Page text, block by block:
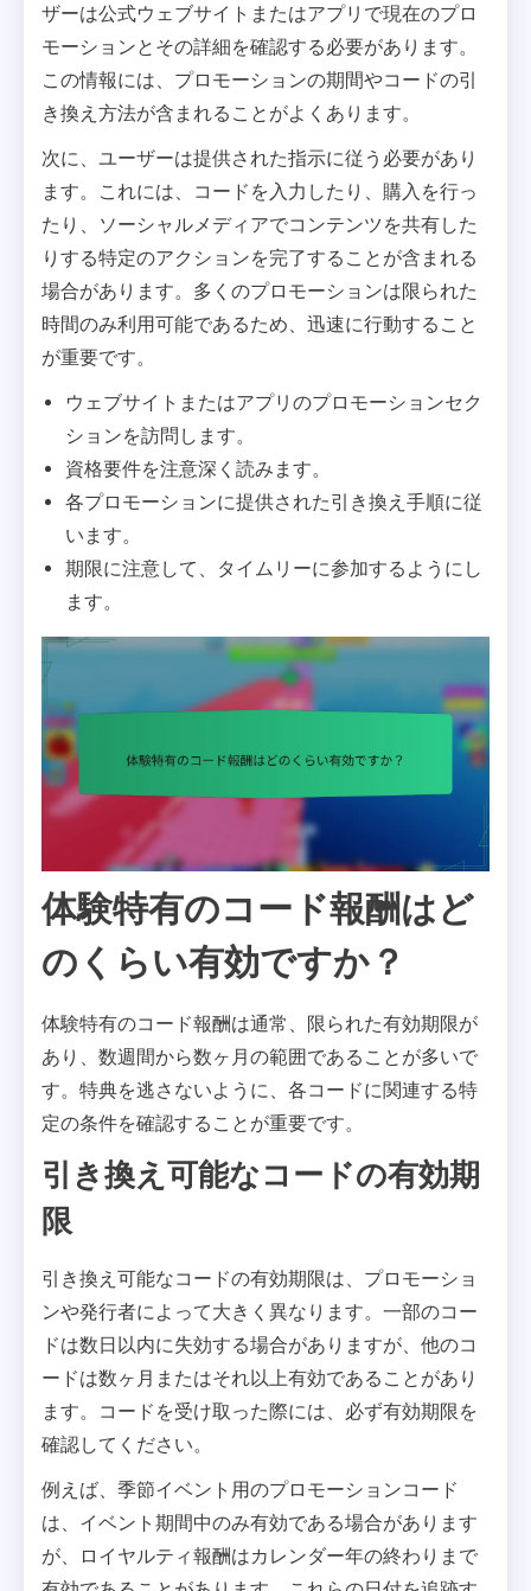
ザーは公式ウェブサイトまたはアプリで現在のプロ
モーションとその詳細を確認する必要があります。
この情報には、プロモーションの期間やコードの引
き換え方法が含まれることがよくあります。
次に、ユーザーは提供された指示に従う必要があり
ます。これには、コードを入力したり、購入を行っ
たり、ソーシャルメディアでコンテンツを共有した
りする特定のアクションを完了することが含まれる
場合があります。多くのプロモーションは限られた
時間のみ利用可能であるため、迅速に行動すること
が重要です。
ウェブサイトまたはアプリのプロモーションセク
ションを訪問します。
資格要件を注意深く読みます。
各プロモーションに提供された引き換え手順に従
います。
期限に注意して、タイムリーに参加するようにし
ます。
体験特有のコード報酬はど
のくらい有効ですか？
体験特有のコード報酬は通常、限られた有効期限が
あり、数週間から数ヶ月の範囲であることが多いで
す。特典を逃さないように、各コードに関連する特
定の条件を確認することが重要です。
引き換え可能なコードの有効期
限
引き換え可能なコードの有効期限は、プロモーショ
ンや発行者によって大きく異なります。一部のコー
ドは数日以内に失効する場合がありますが、他のコ
ードは数ヶ月またはそれ以上有効であることがあり
ます。コードを受け取った際には、必ず有効期限を
確認してください。
例えば、季節イベント用のプロモーションコード
は、イベント期間中のみ有効である場合があります
が、ロイヤルティ報酬はカレンダー年の終わりまで